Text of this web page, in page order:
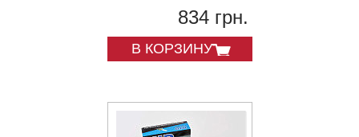
834 грн.
В КОРЗИНУ